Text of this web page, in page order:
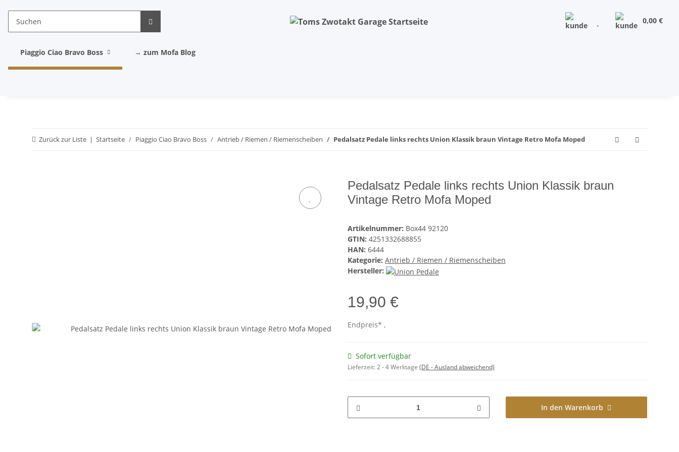
0,00 €
Piaggio Ciao Bravo Boss → zum Mofa Blog
Zurück zur Liste Startseite Piaggio Ciao Bravo Boss Antrieb / Riemen / Riemenscheiben Pedalsatz Pedale links rechts Union Klassik braun Vintage Retro Mofa Moped
Pedalsatz Pedale links rechts Union Klassik braun
Vintage Retro Mofa Moped
Artikelnummer: Box44 92120
GTIN: 4251332688855
HAN: 6444
Kategorie: Antrieb / Riemen / Riemenscheiben
Hersteller:
19,90 €
Endpreis* ,
Sofort verfügbar
Lieferzeit:2 - 4 Werktage (DE - Ausland abweichend)
In den Warenkorb